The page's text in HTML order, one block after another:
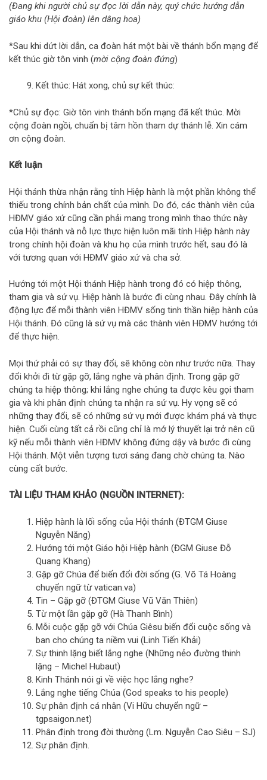
(Đang khi người chủ sự đọc lời dẫn này, quý chức hướng dẫn
giáo khu (Hội đoàn) lên dâng hoa)
*Sau khi dứt lời dẫn, ca đoàn hát một bài về thánh bổn mạng để
kết thúc giờ tôn vinh (mời cộng đoàn đứng)
Kết thúc: Hát xong, chủ sự kết thúc:
*Chủ sự đọc: Giờ tôn vinh thánh bổn mạng đã kết thúc. Mời
cộng đoàn ngồi, chuẩn bị tâm hồn tham dự thánh lễ. Xin cám
ơn cộng đoàn.
Kết luận
Hội thánh thừa nhận rằng tính Hiệp hành là một phần không thể
thiếu trong chính bản chất của mình. Do đó, các thành viên của
HĐMV giáo xứ cũng cần phải mang trong mình thao thức này
của Hội thánh và nỗ lực thực hiện luôn mãi tính Hiệp hành này
trong chính hội đoàn và khu họ của mình trước hết, sau đó là
với tương quan với HĐMV giáo xứ và cha sở.
Hướng tới một Hội thánh Hiệp hành trong đó có hiệp thông,
tham gia và sứ vụ. Hiệp hành là bước đi cùng nhau. Đây chính là
động lực để mỗi thành viên HĐMV sống tinh thần hiệp hành của
Hội thánh. Đó cũng là sứ vụ mà các thành viên HĐMV hướng tới
để thực hiện.
Mọi thứ phải có sự thay đổi, sẽ không còn như trước nữa. Thay
đổi khởi đi từ gặp gỡ, lắng nghe và phân định. Trong gặp gỡ
chúng ta hiệp thông; khi lắng nghe chúng ta được kêu gọi tham
gia và khi phân định chúng ta nhận ra sứ vụ. Hy vọng sẽ có
những thay đổi, sẽ có những sứ vụ mới được khám phá và thực
hiện. Cuối cùng tất cả rồi cũng chỉ là mớ lý thuyết lại trở nên cũ
kỹ nếu mỗi thành viên HĐMV không đứng dậy và bước đi cùng
Hội thánh. Một viễn tượng tươi sáng đang chờ chúng ta. Nào
cùng cất bước.
TÀI LIỆU THAM KHẢO (NGUỒN INTERNET):
Hiệp hành là lối sống của Hội thánh (ĐTGM Giuse
Nguyễn Năng)
Hướng tới một Giáo hội Hiệp hành (ĐGM Giuse Đỗ
Quang Khang)
Gặp gỡ Chúa để biến đổi đời sống (G. Võ Tá Hoàng
chuyển ngữ từ vatican.va)
Tin – Gặp gỡ (ĐTGM Giuse Vũ Văn Thiên)
Từ một lần gặp gỡ (Hà Thanh Bình)
Mỗi cuộc gặp gỡ với Chúa Giêsu biến đổi cuộc sống và
ban cho chúng ta niềm vui (Linh Tiến Khải)
Sự thinh lặng biết lắng nghe (Những nẻo đường thinh
lặng – Michel Hubaut)
Kinh Thánh nói gì về việc học lắng nghe?
Lắng nghe tiếng Chúa (God speaks to his people)
Sự phân định cá nhân (Vi Hữu chuyển ngữ –
tgpsaigon.net)
Phân định trong đời thường (Lm. Nguyễn Cao Siêu – SJ)
Sự phân định.